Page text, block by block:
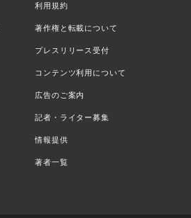
利用規約
著作権と転載について
プレスリリース受付
コンテンツ利用について
広告のご案内
記者・ライター募集
情報提供
著者一覧